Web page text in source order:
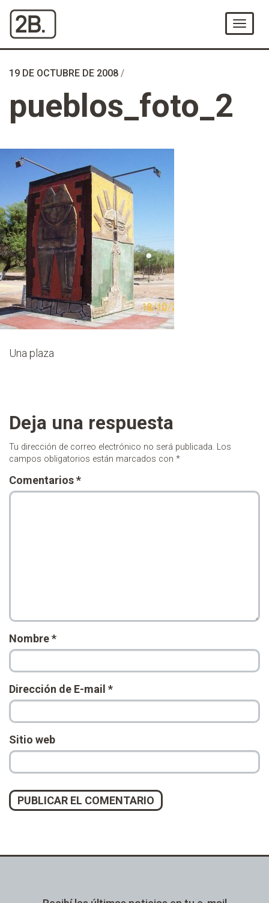
Contenido
Menú
19 DE OCTUBRE DE 2008 /
pueblos_foto_2
Una plaza
Deja una respuesta
Tu dirección de correo electrónico no será publicada. Los
campos obligatorios están marcados con *
Comentarios*
Nombre*
Dirección de E-mail *
Sitio web